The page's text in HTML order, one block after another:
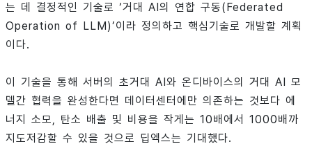
는 데 결정적인 기술로 ‘거대 AI의 연합 구동(Federated
Operation of LLM)’이라 정의하고 핵심기술로 개발할 계획
이다.
이 기술을 통해 서버의 초거대 AI와 온디바이스의 거대 AI 모
델간 협력을 완성한다면 데이터센터에만 의존하는 것보다 에
너지 소모, 탄소 배출 및 비용을 작게는 10배에서 1000배까
지도저감할 수 있을 것으로 딥엑스는 기대했다.